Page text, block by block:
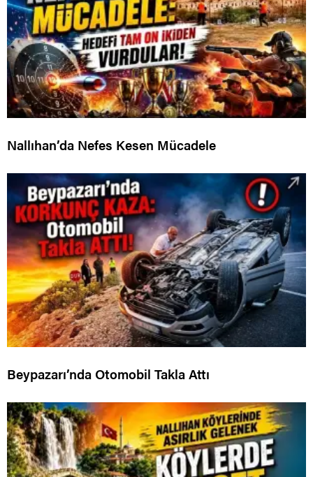
Nallıhan’da Nefes Kesen Mücadele
Beypazarı’nda Otomobil Takla Attı